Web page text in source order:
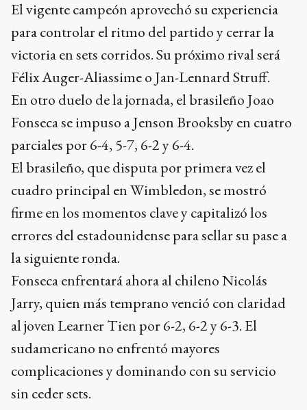
El vigente campeón aprovechó su experiencia
para controlar el ritmo del partido y cerrar la
victoria en sets corridos. Su próximo rival será
Félix Auger-Aliassime o Jan-Lennard Struff.
En otro duelo de la jornada, el brasileño Joao
Fonseca se impuso a Jenson Brooksby en cuatro
parciales por 6-4, 5-7, 6-2 y 6-4.
El brasileño, que disputa por primera vez el
cuadro principal en Wimbledon, se mostró
firme en los momentos clave y capitalizó los
errores del estadounidense para sellar su pase a
la siguiente ronda.
Fonseca enfrentará ahora al chileno Nicolás
Jarry, quien más temprano venció con claridad
al joven Learner Tien por 6-2, 6-2 y 6-3. El
sudamericano no enfrentó mayores
complicaciones y dominando con su servicio
sin ceder sets.